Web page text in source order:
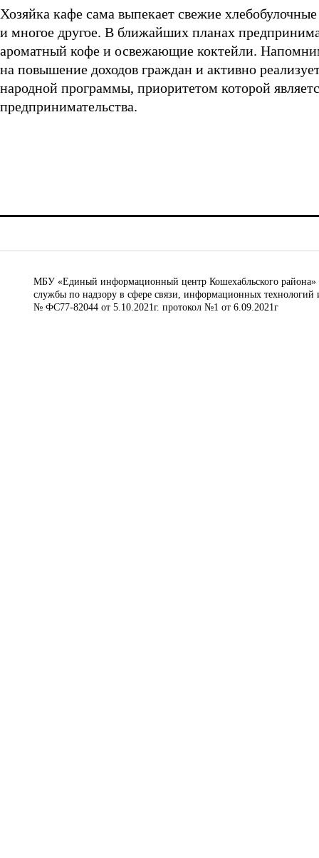
Хозяйка кафе сама выпекает свежие
и многое другое. В ближайших планах
ароматный кофе и освежающие коктейли.
на повышение доходов граждан и активно
народной программы, приоритетом которой
предпринимательства.
МБУ «Единый информационный центр Кошехабльского района»
службы по надзору в сфере связи, информационных
№ ФС77-82044 от 5.10.2021г. протокол №1 от 6.09.2021г